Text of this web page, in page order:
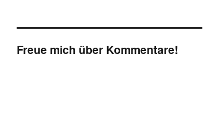
Freue mich über Kommentare!